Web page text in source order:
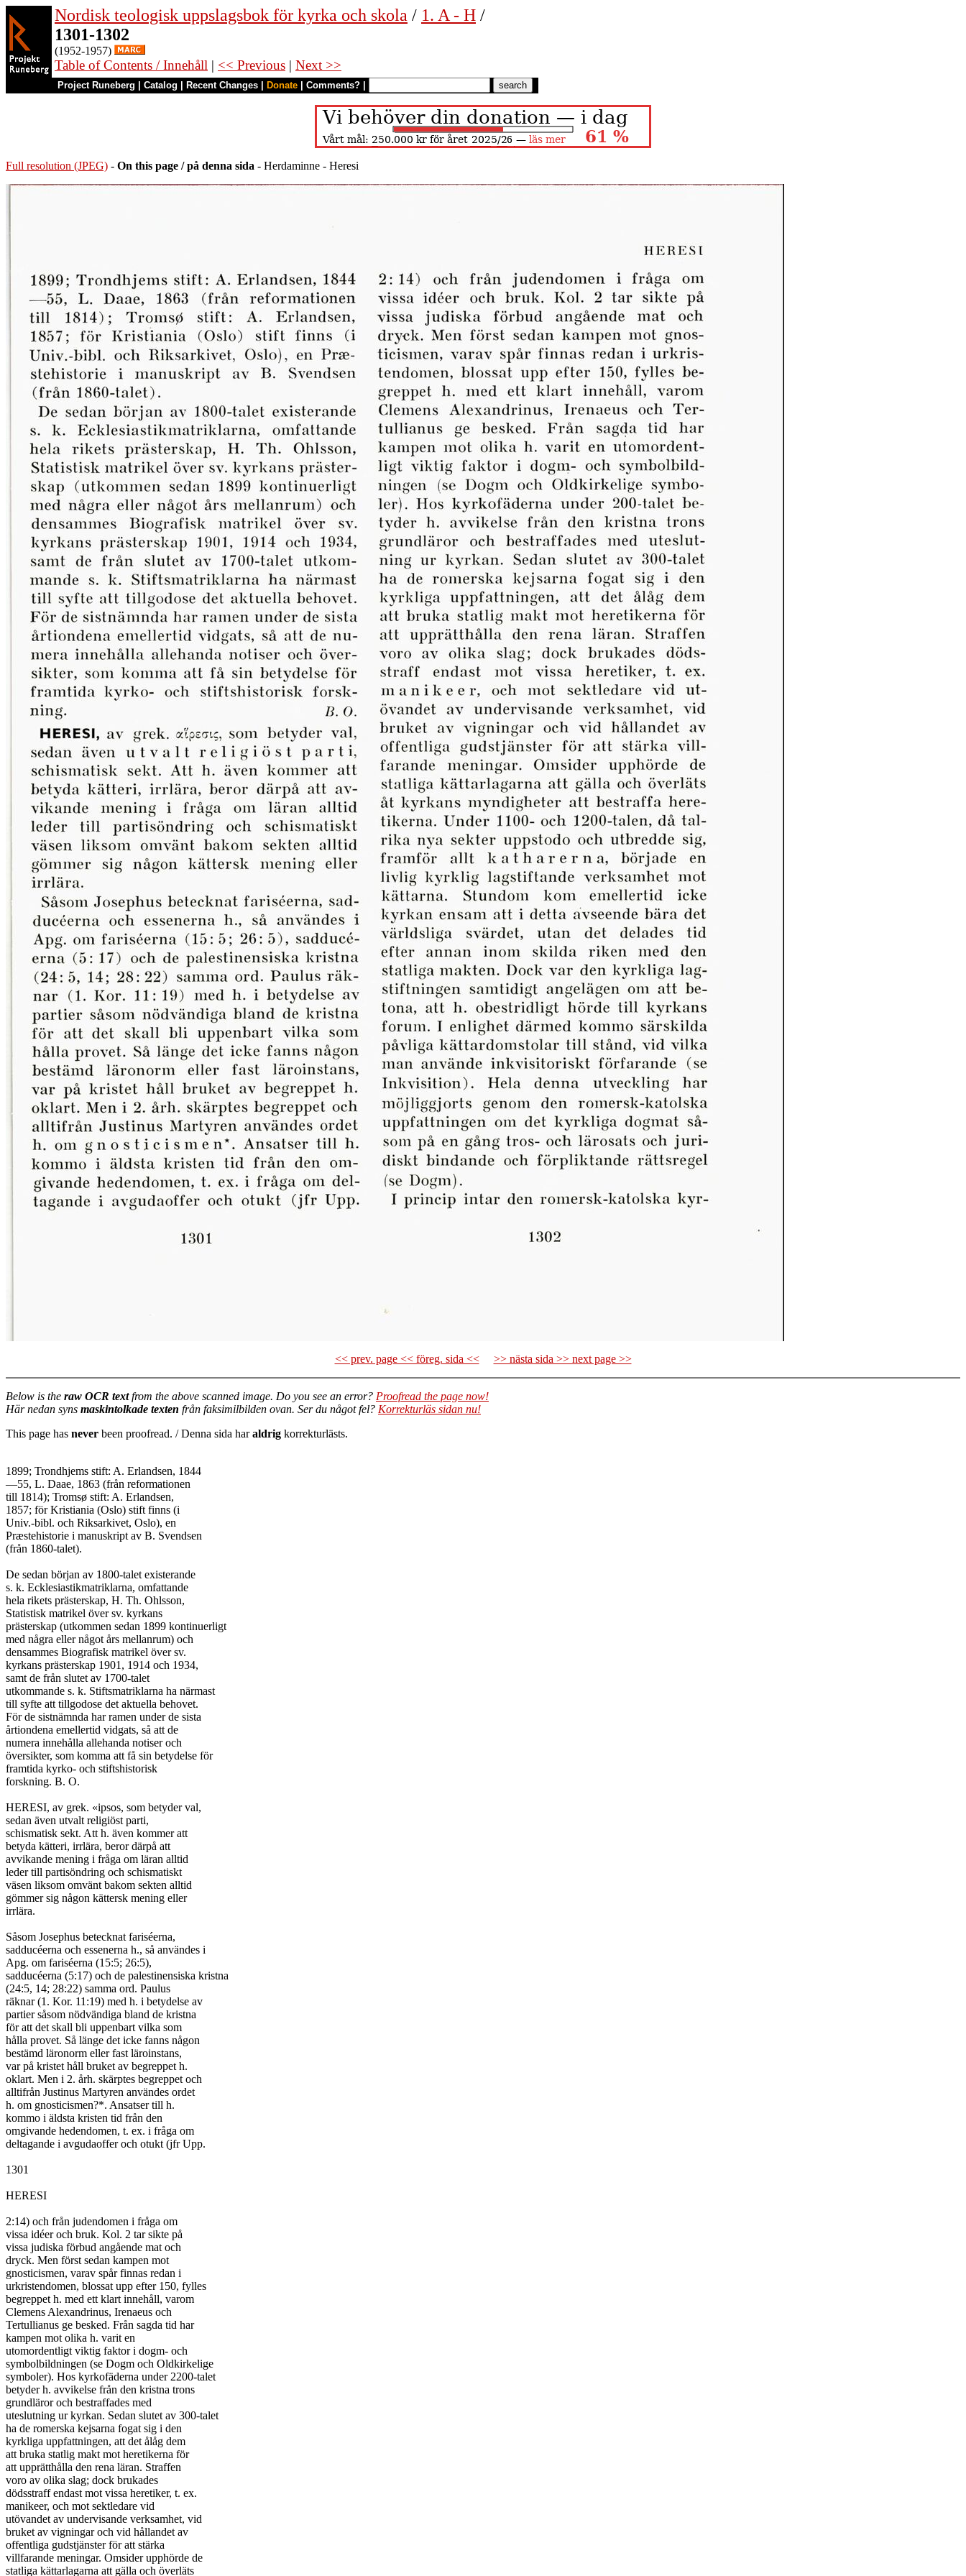
Nordisk teologisk uppslagsbok för kyrka och skola / 1. A - H /
1301-1302
(1952-1957)
Table of Contents / Innehåll | << Previous | Next >>
Project Runeberg Catalog Recent Changes Donate Comments?
Full resolution (JPEG) - On this page / på denna sida - Herdaminne - Heresi
<< prev. page << föreg. sida << >> nästa sida >> next page >>
Below is the raw OCR textfrom the above scanned image. Do you see an error? Proofread the page now!
Här nedan syns maskintolkade texten från faksimilbilden ovan. Ser du något fel? Korrekturläs sidan nu!
This page has never been proofread. / Denna sida haraldrig korrekturlästs.
1899; Trondhjems stift: A. Erlandsen, 1844
—55, L. Daae, 1863 (från reformationen
till 1814); Tromsø stift: A. Erlandsen,
1857; för Kristiania (Oslo) stift finns (i
Univ.-bibl. och Riksarkivet, Oslo), en
Præstehistorie i manuskript av B. Svendsen
(från 1860-talet).
De sedan början av 1800-talet existerande
s. k. Ecklesiastikmatriklarna, omfattande
hela rikets prästerskap, H. Th. Ohlsson,
Statistisk matrikel över sv. kyrkans
prästerskap (utkommen sedan 1899 kontinuerligt
med några eller något års mellanrum) och
densammes Biografisk matrikel över sv.
kyrkans prästerskap 1901, 1914 och 1934,
samt de från slutet av 1700-talet
utkommande s. k. Stiftsmatriklarna ha närmast
till syfte att tillgodose det aktuella behovet.
För de sistnämnda har ramen under de sista
årtiondena emellertid vidgats, så att de
numera innehålla allehanda notiser och
översikter, som komma att få sin betydelse för
framtida kyrko- och stiftshistorisk
forskning. B. O.
HERESI, av grek. «ipsos, som betyder val,
sedan även utvalt religiöst parti,
schismatisk sekt. Att h. även kommer att
betyda kätteri, irrlära, beror därpå att
avvikande mening i fråga om läran alltid
leder till partisöndring och schismatiskt
väsen liksom omvänt bakom sekten alltid
gömmer sig någon kättersk mening eller
irrlära.
Såsom Josephus betecknat fariséerna,
sadducéerna och essenerna h., så användes i
Apg. om fariséerna (15:5; 26:5),
sadducéerna (5:17) och de palestinensiska kristna
(24:5, 14; 28:22) samma ord. Paulus
räknar (1. Kor. 11:19) med h. i betydelse av
partier såsom nödvändiga bland de kristna
för att det skall bli uppenbart vilka som
hålla provet. Så länge det icke fanns någon
bestämd läronorm eller fast läroinstans,
var på kristet håll bruket av begreppet h.
oklart. Men i 2. årh. skärptes begreppet och
alltifrån Justinus Martyren användes ordet
h. om gnosticismen?*. Ansatser till h.
kommo i äldsta kristen tid från den
omgivande hedendomen, t. ex. i fråga om
deltagande i avgudaoffer och otukt (jfr Upp.
1301
HERESI
2:14) och från judendomen i fråga om
vissa idéer och bruk. Kol. 2 tar sikte på
vissa judiska förbud angående mat och
dryck. Men först sedan kampen mot
gnosticismen, varav spår finnas redan i
urkristendomen, blossat upp efter 150, fylles
begreppet h. med ett klart innehåll, varom
Clemens Alexandrinus, Irenaeus och
Tertullianus ge besked. Från sagda tid har
kampen mot olika h. varit en
utomordentligt viktig faktor i dogm- och
symbolbildningen (se Dogm och Oldkirkelige
symboler). Hos kyrkofäderna under 2200-talet
betyder h. avvikelse från den kristna trons
grundläror och bestraffades med
uteslutning ur kyrkan. Sedan slutet av 300-talet
ha de romerska kejsarna fogat sig i den
kyrkliga uppfattningen, att det ålåg dem
att bruka statlig makt mot heretikerna för
att upprätthålla den rena läran. Straffen
voro av olika slag; dock brukades
dödsstraff endast mot vissa heretiker, t. ex.
manikeer, och mot sektledare vid
utövandet av undervisande verksamhet, vid
bruket av vigningar och vid hållandet av
offentliga gudstjänster för att stärka
villfarande meningar. Omsider upphörde de
statliga kättarlagarna att gälla och överläts